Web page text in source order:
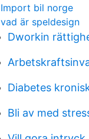
Import bil norge
vad är speldesign
Dworkin
Diabetes
Bli av med